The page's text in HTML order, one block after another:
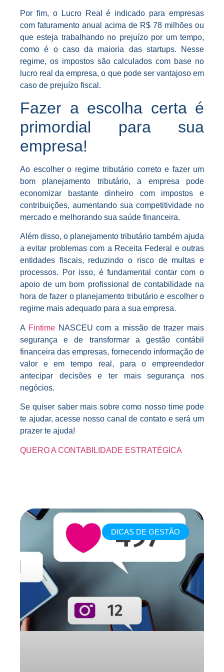
Por fim, o Lucro Real é indicado para empresas
com faturamento anual acima de R$ 78 milhões ou
que esteja trabalhando no prejuízo por um tempo,
como é o caso da maioria das startups. Nesse
regime, os impostos são calculados com base no
lucro real da empresa, o que pode ser vantajoso em
caso de prejuízo fiscal.
Fazer a escolha certa é
primordial para sua
empresa!
Ao escolher o regime tributário correto e fazer um
bom planejamento tributário, a empresa pode
economizar bastante dinheiro com impostos e
contribuições, aumentando sua competitividade no
mercado e melhorando sua saúde financeira.
Além disso, o planejamento tributário também ajuda
a evitar problemas com a Receita Federal e outras
entidades fiscais, reduzindo o risco de multas e
processos. Por isso, é fundamental contar com o
apoio de um bom profissional de contabilidade na
hora de fazer o planejamento tributário e escolher o
regime mais adequado para a sua empresa.
A FintimeNASCEU com a missão de trazer mais
segurança e de transformar a gestão contábil
financeira das empresas, fornecendo informação de
valor e em tempo real, para o empreendedor
antecipar decisões e ter mais segurança nos
negócios.
Se quiser saber mais sobre como nosso time pode
te ajudar, acesse nosso canal de contato e será um
prazer te ajuda!
QUERO A CONTABILIDADE ESTRATÉGICA
DICAS DE GESTÃO